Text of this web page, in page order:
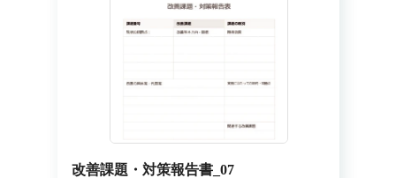
改善課題・対策報告書_07